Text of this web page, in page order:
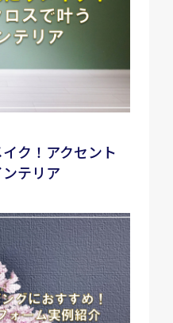
ク！アクセント
テリア